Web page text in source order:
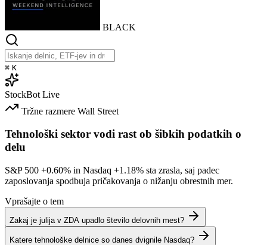
BLACK
⌘ K
StockBot Live
Tržne razmere Wall Street
Tehnološki sektor vodi rast ob šibkih podatkih o
delu
S&P 500 +0.60% in Nasdaq +1.18% sta zrasla, saj padec
zaposlovanja spodbuja pričakovanja o nižanju obrestnih mer.
Vprašajte o tem
Zakaj je julija v ZDA upadlo število delovnih mest?
Katere tehnološke delnice so danes dvignile Nasdaq?